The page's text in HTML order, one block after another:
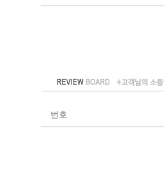
번호